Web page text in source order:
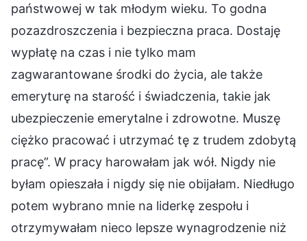
państwowej w tak młodym wieku. To godna
pozazdroszczenia i bezpieczna praca. Dostaję
wypłatę na czas i nie tylko mam
zagwarantowane środki do życia, ale także
emeryturę na starość i świadczenia, takie jak
ubezpieczenie emerytalne i zdrowotne. Muszę
ciężko pracować i utrzymać tę z trudem zdobytą
pracę”. W pracy harowałam jak wół. Nigdy nie
byłam opieszała i nigdy się nie obijałam. Niedługo
potem wybrano mnie na liderkę zespołu i
otrzymywałam nieco lepsze wynagrodzenie niż